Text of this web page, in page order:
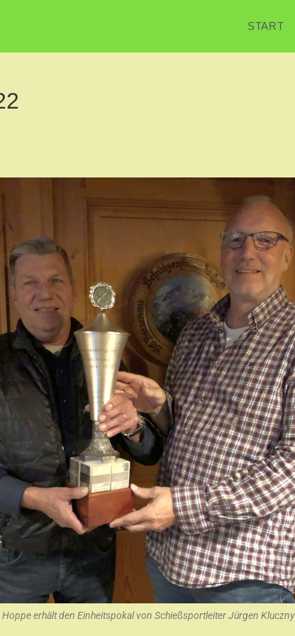
START
erhält den Einheitspokal von Schießsportleiter Jürgen Kluczny